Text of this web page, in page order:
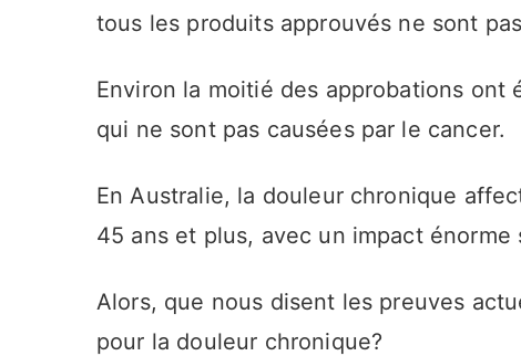
tous les produits approuvés ne sont
Environ la moitié des approbations
qui ne sont pas causées par le cancer.
En Australie, la douleur chronique
45 ans et plus, avec un impact énorme
Alors, que nous disent les preuves
pour la douleur chronique?